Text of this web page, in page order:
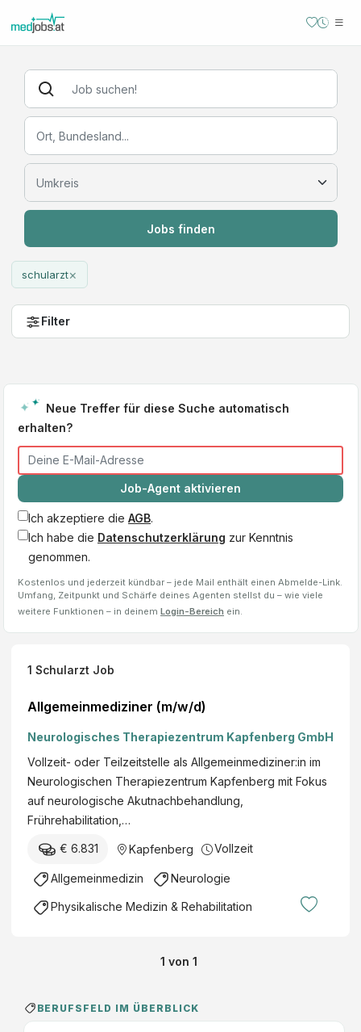
Jobs finden
schularzt×
Filter
Neue Treffer für diese Suche automatisch
erhalten?
Job-Agent aktivieren
Ich akzeptiere die AGB.
Ich habe die Datenschutzerklärung zur Kenntnis
genommen.
Kostenlos und jederzeit kündbar – jede Mail enthält einen Abmelde-Link.
Umfang, Zeitpunkt und Schärfe deines Agenten stellst du – wie viele
weitere Funktionen – in deinem Login-Bereich ein.
1 Schularzt Job
Allgemeinmediziner (m/w/d)
Neurologisches Therapiezentrum Kapfenberg GmbH
Vollzeit- oder Teilzeitstelle als Allgemeinmediziner:in im
Neurologischen Therapiezentrum Kapfenberg mit Fokus
auf neurologische Akutnachbehandlung,
Frührehabilitation,…
€ 6.831 Kapfenberg Vollzeit
Allgemeinmedizin Neurologie
Physikalische Medizin & Rehabilitation
1 von 1
BERUFSFELD IM ÜBERBLICK